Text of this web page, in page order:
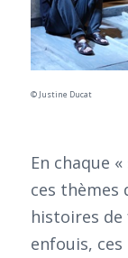
© Justine Ducat
En chaque
ces thèmes
histoires de
enfouis,